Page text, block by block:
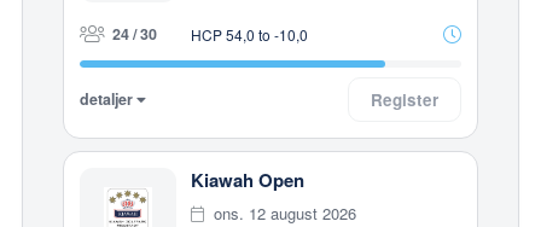
24 / 30 HCP 54,0 to -10,0
detaljer Register
Kiawah Open
ons. 12 august 2026